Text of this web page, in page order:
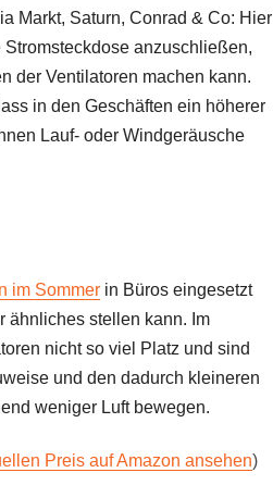
Markt, Saturn, Conrad & Co: Hier
anzuschließen,
der Ventilatoren machen kann.
in den Geschäften ein höherer
Lauf- oder Windgeräusche
im Sommerin Büros eingesetzt
ähnliches stellen kann. Im
nicht so viel Platz und sind
und den dadurch kleineren
weniger Luft bewegen.
Preis auf Amazon ansehen)